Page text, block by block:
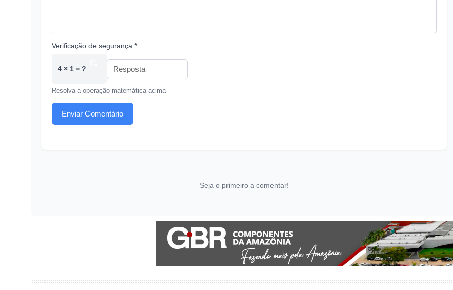
Verificação de segurança *
4 × 1 = ?
Resolva a operação matemática acima
Enviar Comentário
Seja o primeiro a comentar!